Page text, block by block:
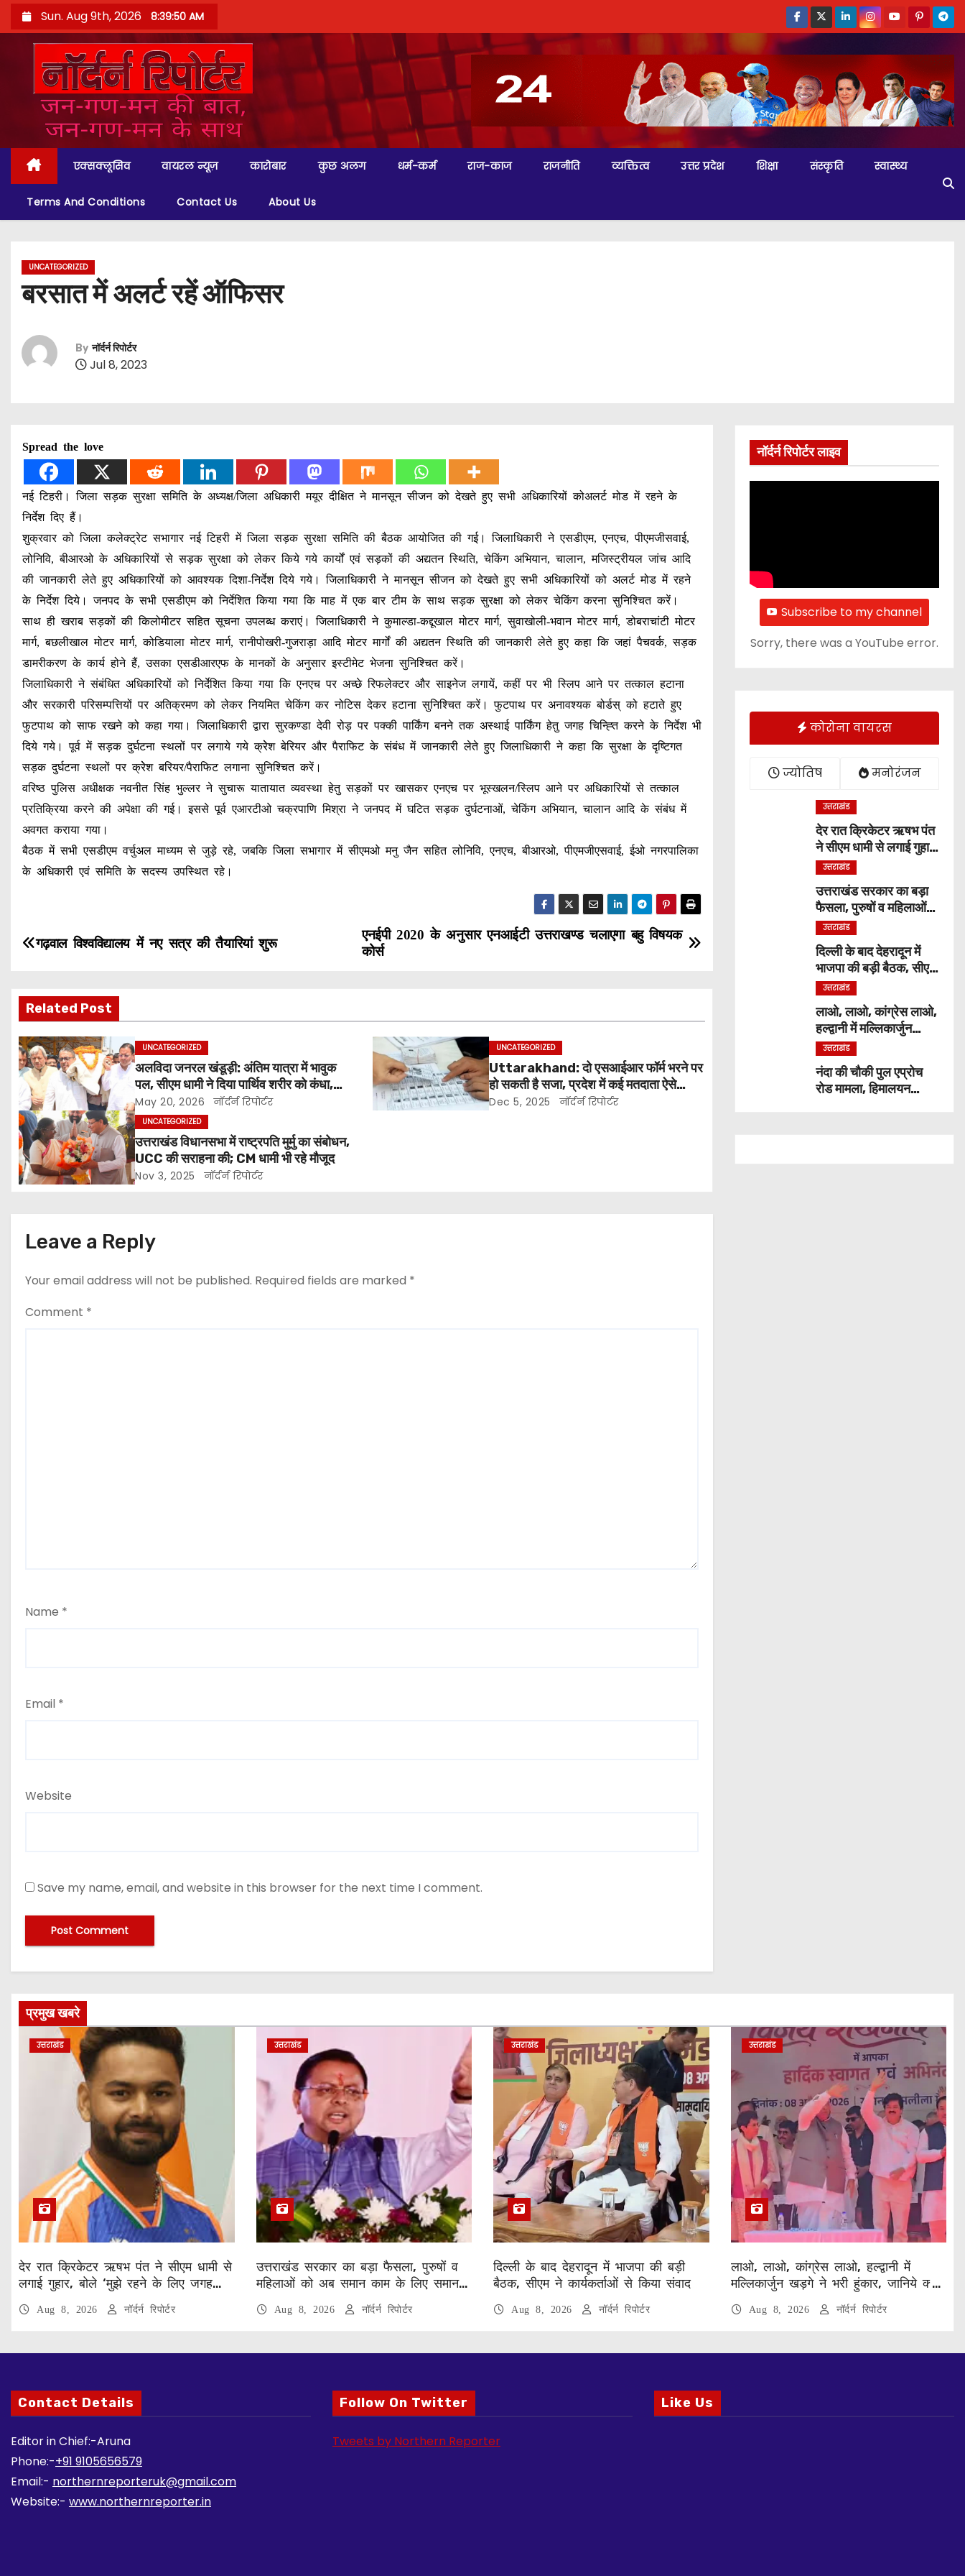
k
o
Sun. Aug 9th, 2026 8:39:51 AM
एक्सक्लूसिव वायरल न्यूज़ कारोबार कुछ अलग धर्म-कर्म राज-काज राजनीति व्यक्तित्व उत्तर प्रदेश शिक्षा संस्कृति स्वास्थ्य
Terms And Conditions Contact Us About Us
UNCATEGORIZED
बरसात में अलर्ट रहें ऑफिसर
By नॉर्दर्न रिपोर्टर
Jul 8, 2023
Spread the love
नई टिहरी। जिला सड़क सुरक्षा समिति के अध्यक्ष/जिला अधिकारी मयूर दीक्षित ने मानसून सीजन को देखते हुए सभी अधिकारियों कोअलर्ट मोड में रहने के
निर्देश दिए हैं।
शुक्रवार को जिला कलेक्ट्रेट सभागार नई टिहरी में जिला सड़क सुरक्षा समिति की बैठक आयोजित की गई। जिलाधिकारी ने एसडीएम, एनएच, पीएमजीसवाई,
लोनिवि, बीआरओ के अधिकारियों से सड़क सुरक्षा को लेकर किये गये कार्यों एवं सड़कों की अद्यतन स्थिति, चेकिंग अभियान, चालान, मजिस्ट्रीयल जांच आदि
की जानकारी लेते हुए अधिकारियों को आवश्यक दिशा-निर्देश दिये गये। जिलाधिकारी ने मानसून सीजन को देखते हुए सभी अधिकारियों को अलर्ट मोड में रहने
के निर्देश दिये। जनपद के सभी एसडीएम को निर्देशित किया गया कि माह में एक बार टीम के साथ सड़क सुरक्षा को लेकर चेकिंग करना सुनिश्चित करें।
साथ ही खराब सड़कों की किलोमीटर सहित सूचना उपलब्ध कराएं। जिलाधिकारी ने कुमाल्डा-कद्दूखाल मोटर मार्ग, सुवाखोली-भवान मोटर मार्ग, डोबराचांटी मोटर
मार्ग, बछलीखाल मोटर मार्ग, कोडियाला मोटर मार्ग, रानीपोखरी-गुजराड़ा आदि मोटर मार्गों की अद्यतन स्थिति की जानकारी लेते हुए कहा कि जहां पैचवर्क, सड़क
डामरीकरण के कार्य होने हैं, उसका एसडीआरएफ के मानकों के अनुसार इस्टीमेट भेजना सुनिश्चित करें।
जिलाधिकारी ने संबंधित अधिकारियों को निर्देशित किया गया कि एनएच पर अच्छे रिफलेक्टर और साइनेज लगायें, कहीं पर भी स्लिप आने पर तत्काल हटाना
और सरकारी परिसम्पत्तियों पर अतिक्रमण को लेकर नियमित चेकिंग कर नोटिस देकर हटाना सुनिश्चित करें। फुटपाथ पर अनावश्यक बोर्डस् को हटाते हुए
फुटपाथ को साफ रखने को कहा गया। जिलाधिकारी द्वारा सुरकण्डा देवी रोड़ पर पक्की पार्किंग बनने तक अस्थाई पार्किंग हेतु जगह चिन्ह्ति करने के निर्देश भी
दिये गये। पूर्व में सड़क दुर्घटना स्थलों पर लगाये गये क्रेेश बेरियर और पैराफिट के संबंध में जानकारी लेते हुए जिलाधिकारी ने कहा कि सुरक्षा के दृष्टिगत
सड़क दुर्घटना स्थलों पर क्रेेश बरियर/पैराफिट लगाना सुनिश्चित करें।
वरिष्ठ पुलिस अधीक्षक नवनीत सिंह भुल्लर ने सुचारू यातायात व्यवस्था हेतु सड़कों पर खासकर एनएच पर भूस्खलन/स्लिप आने पर अधिकारियों से तत्काल
प्रतिक्रिया करने की अपेक्षा की गई। इससे पूर्व एआरटीओ चक्रपाणि मिश्रा ने जनपद में घटित सड़क दुर्घटनाओं, चेकिंग अभियान, चालान आदि के संबंध में
अवगत कराया गया।
बैठक में सभी एसडीएम वर्चुअल माध्यम से जुड़े रहे, जबकि जिला सभागार में सीएमओ मनु जैन सहित लोनिवि, एनएच, बीआरओ, पीएमजीएसवाई, ईओ नगरपालिका
के अधिकारी एवं समिति के सदस्य उपस्थित रहे।
P
s
t
n
a
v
i
g
t
i
o
एनईपी 2020 के अनुसार एनआईटी उत्तराखण्ड चलाएगा बहु विषयक
कोर्स
गढ़वाल विश्वविद्यालय में नए सत्र की तैयारियां शुरू
Related Post
UNCATEGORIZED
अलविदा जनरल खंडूड़ी: अंतिम यात्रा में भावुक
पल, सीएम धामी ने दिया पार्थिव शरीर को कंधा,
पुष्पचक्र किया अर्पित
May 20, 2026 नॉर्दर्न रिपोर्टर
UNCATEGORIZED
Uttarakhand: दो एसआईआर फॉर्म भरने पर
हो सकती है सजा, प्रदेश में कई मतदाता ऐसे
जिनका वोट गांव और शहर दोनों जगह
Dec 5, 2025 नॉर्दर्न रिपोर्टर
UNCATEGORIZED
उत्तराखंड विधानसभा में राष्ट्रपति मुर्मु का संबोधन,
UCC की सराहना की; CM धामी भी रहे मौजूद
Nov 3, 2025 नॉर्दर्न रिपोर्टर
Leave a Reply
Your email address will not be published. Required fields are marked *
Comment *
Name *
Email *
Website
Save my name, email, and website in this browser for the next time I comment.
नॉर्दर्न रिपोर्टर लाइव
Subscribe to my channel
Sorry, there was a YouTube error.
कोरोना वायरस
ज्योतिष मनोरंजन
उत्तराखंड
देर रात क्रिकेटर ऋषभ पंत
ने सीएम धामी से लगाई गुहार,
बोले ‘मुझे रहने के लिए जगह
नहीं मिल रही’
उत्तराखंड
उत्तराखंड सरकार का बड़ा
फैसला, पुरुषों व महिलाओं
को अब समान काम के लिए
समान वेतन
उत्तराखंड
दिल्ली के बाद देहरादून में
भाजपा की बड़ी बैठक, सीएम
ने कार्यकर्ताओं से किया
संवाद
उत्तराखंड
लाओ, लाओ, कांग्रेस लाओ,
हल्द्वानी में मल्लिकार्जुन
खड़गे ने भरी हुंकार, जानिये
क्या कुछ कहा
उत्तराखंड
नंदा की चौकी पुल एप्रोच
रोड मामला, हिमालयन
प्रमुख खबरे
उत्तराखंड
देर रात क्रिकेटर ऋषभ पंत ने सीएम धामी से
लगाई गुहार, बोले ‘मुझे रहने के लिए जगह
Aug 8, 2026 नॉर्दर्न रिपोर्टर
उत्तराखंड
उत्तराखंड सरकार का बड़ा फैसला, पुरुषों व
महिलाओं को अब समान काम के लिए समान
Aug 8, 2026 नॉर्दर्न रिपोर्टर
उत्तराखंड
दिल्ली के बाद देहरादून में भाजपा की बड़ी
बैठक, सीएम ने कार्यकर्ताओं से किया संवाद
Aug 8, 2026 नॉर्दर्न रिपोर्टर
उत्तराखंड
लाओ, लाओ, कांग्रेस लाओ, हल्द्वानी में
मल्लिकार्जुन खड़गे ने भरी हुंकार, जानिये क्या
Aug 8, 2026 नॉर्दर्न रिपोर्टर
Contact Details
Editor in Chief:-Aruna
Phone:-+91 9105656579
Email:- northernreporteruk@gmail.com
Website:- www.northernreporter.in
Follow On Twitter
Tweets by Northern Reporter
Like Us